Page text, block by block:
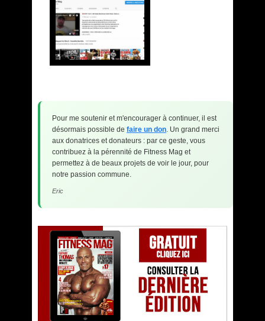
Pour me soutenir et m'encourager à continuer, il est
désormais possible de faire un don. Un grand merci
aux donatrices et donateurs : par ce geste, vous
contribuez à la pérennité de Fitness Mag et
permettez à de beaux projets de voir le jour, pour
notre passion commune.
Eric